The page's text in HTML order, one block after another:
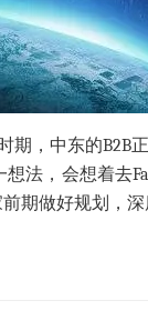
期，中东的B2B
想法，会想着去
期做好规划，